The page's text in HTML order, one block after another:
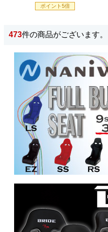
ポイント5倍
473件の商品がございます。